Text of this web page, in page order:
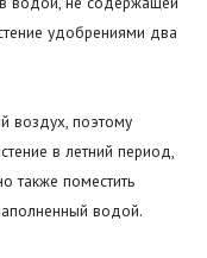
удобрениями два
воздух, поэтому
в летний период,
также поместить
водой.